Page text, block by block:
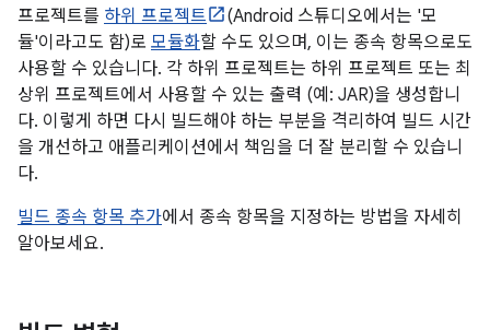
프로젝트를 하위 프로젝트
(Android 스튜디오에서는 '모
듈'이라고도 함)로 모듈화할 수도 있으며, 이는 종속 항목으로도
사용할 수 있습니다. 각 하위 프로젝트는 하위 프로젝트 또는 최
상위 프로젝트에서 사용할 수 있는 출력 (예: JAR)을 생성합니
다. 이렇게 하면 다시 빌드해야 하는 부분을 격리하여 빌드 시간
을 개선하고 애플리케이션에서 책임을 더 잘 분리할 수 있습니
다.
빌드 종속 항목 추가에서 종속 항목을 지정하는 방법을 자세히
알아보세요.